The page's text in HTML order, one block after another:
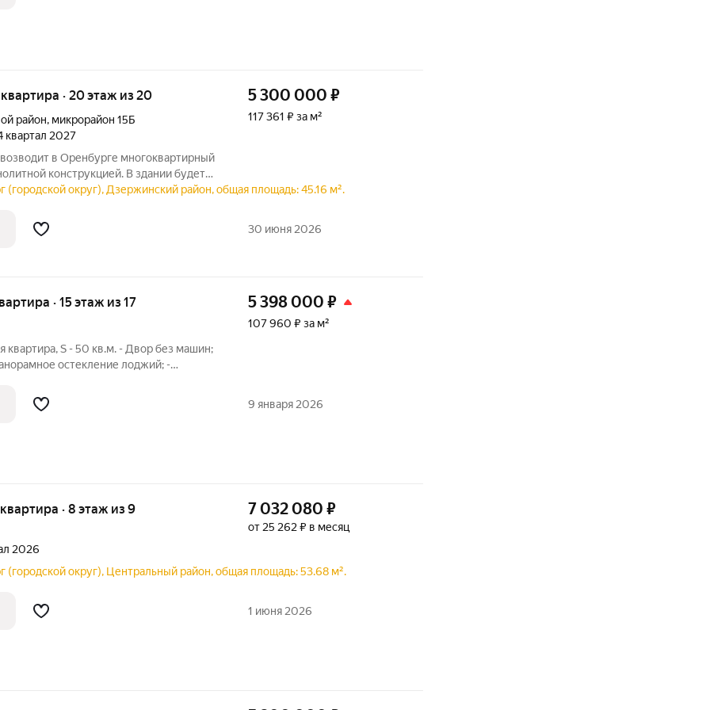
квартира · 20 этаж из 20
район, микрорайон 15Б
квартал 2027
в Оренбурге многоквартирный
конструкцией. В здании будет
5 300 000 ₽
117 361 ₽ за м²
(городской округ), Дзержинский район, общая площадь: 45.16 м².
30 июня 2026
· 15 этаж из 17
квартира, S - 50 кв.м. - Двор без машин;
остекление лоджий; -
Между жилыми домами будет
5 398 000 ₽
107 960 ₽ за м²
9 января 2026
· 8 этаж из 9
2026
7 032 080 ₽
от 25 262 ₽ в месяц
(городской округ), Центральный район, общая площадь: 53.68 м².
1 июня 2026